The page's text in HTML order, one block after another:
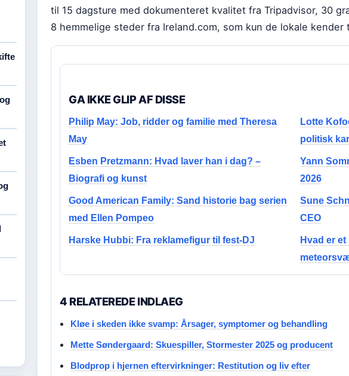
til 15 dagsture med dokumenteret kvalitet fra Tripadvisor, 30
8 hemmelige steder fra Ireland.com, som kun de lokale kender
GA IKKE GLIP AF DISSE
Philip May: Job, ridder og familie med Theresa
May
Lotte
politisk
Esben Pretzmann: Hvad laver han i dag? –
Biografi og kunst
Yann
2026
Good American Family: Sand historie bag serien
med Ellen Pompeo
Sune
CEO
Harske Hubbi: Fra reklamefigur til fest-DJ
Hvad er
4 RELATEREDE INDLAEG
Kløe i skeden ikke svamp: Årsager, symptomer og behandling
Mette Søndergaard: Skuespiller, Stormester 2025 og producent
Blodprop i hjernen eftervirkninger: Restitution og liv efter